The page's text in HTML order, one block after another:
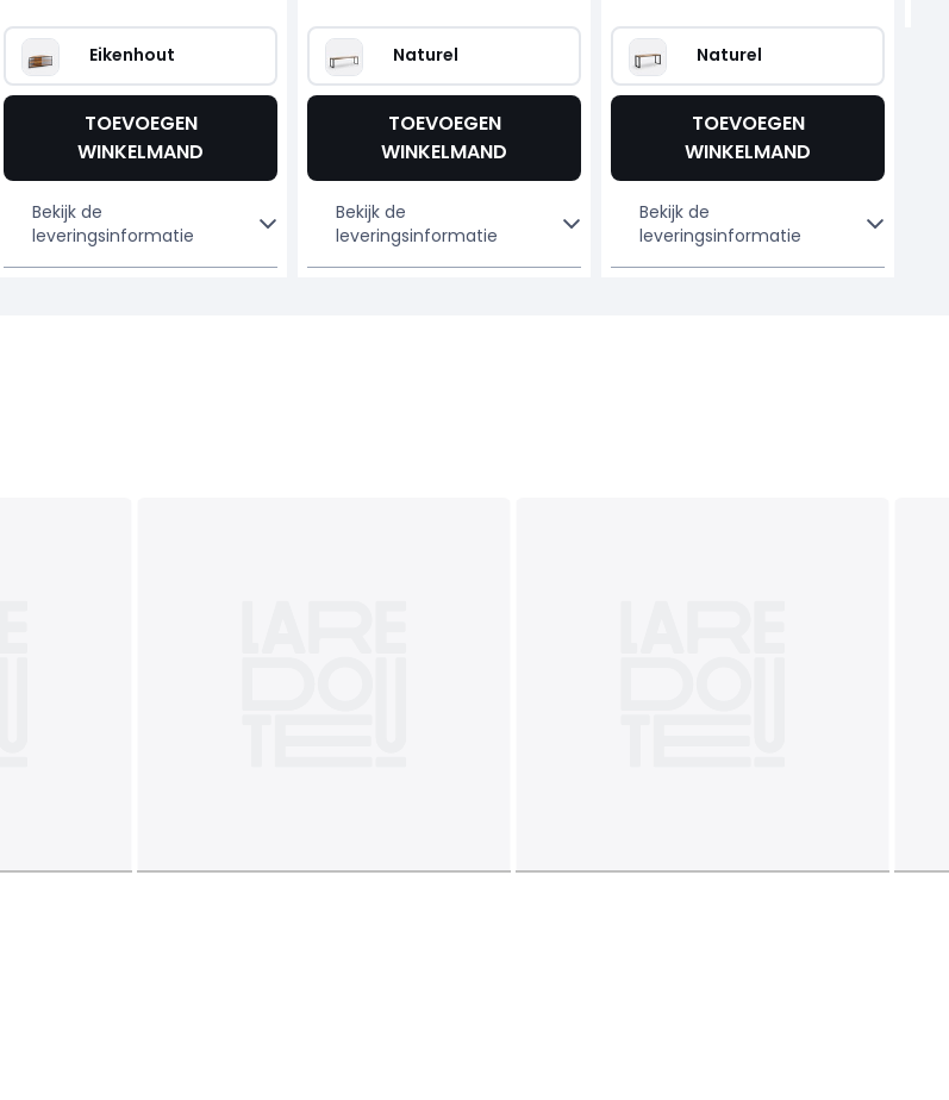
Eikenhout
TOEVOEGEN
WINKELMAND
Bekijk de
leveringsinformatie
Naturel
TOEVOEGEN
WINKELMAND
Bekijk de
leveringsinformatie
Naturel
TOEVOEGEN
WINKELMAND
Bekijk de
leveringsinformatie